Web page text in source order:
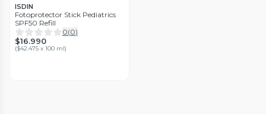
ISDIN
Fotoprotector Stick Pediatrics
SPF50 Refill
0(0)
$16.990
($42.475 x 100 ml)